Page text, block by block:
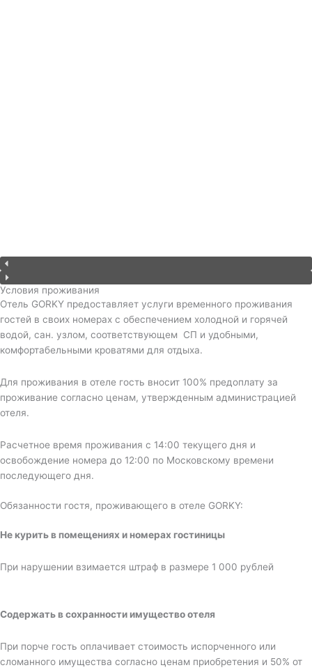
Условия проживания
Отель GORKY предоставляет услуги временного проживания
гостей в своих номерах с обеспечением холодной и горячей
водой, сан. узлом, соответствующем СП и удобными,
комфортабельными кроватями для отдыха.
Для проживания в отеле гость вносит 100% предоплату за
проживание согласно ценам, утвержденным администрацией
отеля.
Расчетное время проживания с 14:00 текущего дня и
освобождение номера до 12:00 по Московскому времени
последующего дня.
Обязанности гостя, проживающего в отеле GORKY:
Не курить в помещениях и номерах гостиницы
При нарушении взимается штраф в размере 1 000 рублей
Содержать в сохранности имущество отеля
При порче гость оплачивает стоимость испорченного или
сломанного имущества согласно ценам приобретения и 50% от